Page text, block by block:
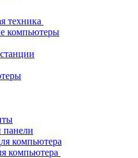
техника
компьютеры
панели
компьютера
компьютера